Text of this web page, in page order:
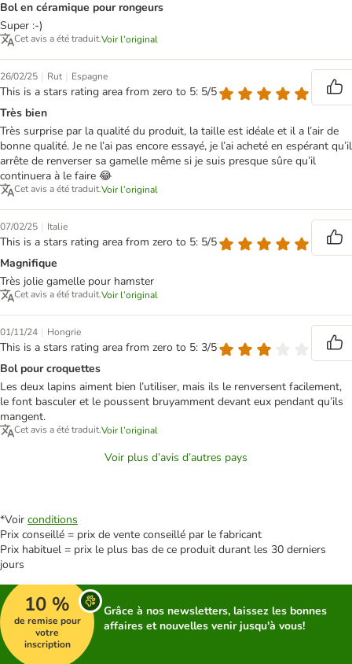
Bol en céramique pour rongeurs
Super :-)
Cet avis a été traduit.Voir l’original
26/02/25 | Rut | Espagne
This is a stars rating area from zero to 5: 5/5
Très bien
Très surprise par la qualité du produit, la taille est idéale et il a l’air de
bonne qualité. Je ne l’ai pas encore essayé, je l’ai acheté en espérant qu’il
arrête de renverser sa gamelle même si je suis presque sûre qu’il
continuera à le faire 😂
Cet avis a été traduit.Voir l’original
07/02/25 | Italie
This is a stars rating area from zero to 5: 5/5
Magnifique
Très jolie gamelle pour hamster
Cet avis a été traduit.Voir l’original
01/11/24 | Hongrie
This is a stars rating area from zero to 5: 3/5
Bol pour croquettes
Les deux lapins aiment bien l’utiliser, mais ils le renversent facilement,
le font basculer et le poussent bruyamment devant eux pendant qu’ils
mangent.
Cet avis a été traduit.Voir l’original
Voir plus d’avis d’autres pays
*Voir conditions
Prix conseillé = prix de vente conseillé par le fabricant
Prix habituel = prix le plus bas de ce produit durant les 30 derniers
jours
10 %
de remise pour
votre
inscription
Grâce à nos newsletters, laissez les bonnes
affaires et nouvelles venir jusqu'à vous!